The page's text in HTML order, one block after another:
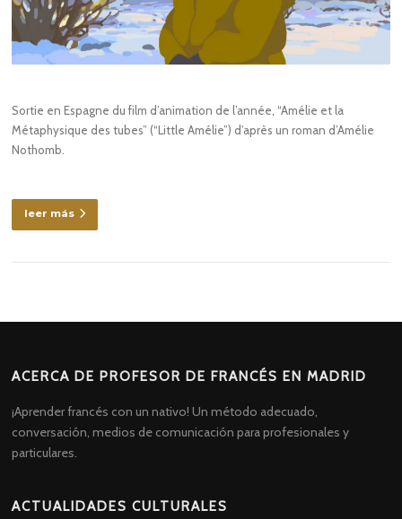
Sortie en Espagne du film d’animation de l’année, “Amélie et la
Métaphysique des tubes” (“Little Amélie”) d’après un roman d’Amélie
Nothomb.
leer más
ACERCA DE PROFESOR DE FRANCÉS EN MADRID
¡Aprender francés con un nativo! Un método adecuado,
conversación, medios de comunicación para profesionales y
particulares.
ACTUALIDADES CULTURALES